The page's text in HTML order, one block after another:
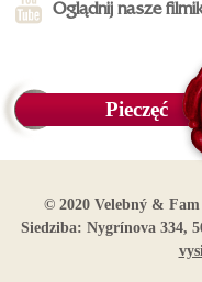
Oglądnij nasze
Pieczęć
© 2020 Velebný & Fam
Siedziba: Nygrínova 334,